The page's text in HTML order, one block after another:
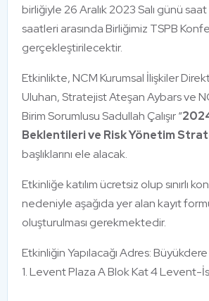
birliğiyle 26 Aralık 2023 Salı günü
saatleri arasında Birliğimiz TSPB
gerçekleştirilecektir.
Etkinlikte, NCM Kurumsal İlişkiler
Uluhan, Stratejist Ateşan Aybars ve
Birim Sorumlusu Sadullah Çalışır “
Beklentileri ve Risk Yönetim
başlıklarını ele alacak.
Etkinliğe katılım ücretsiz olup sınırlı
nedeniyle aşağıda yer alan kayıt
oluşturulması gerekmektedir.
Etkinliğin Yapılacağı Adres:
1. Levent Plaza A Blok Kat 4 Levent-